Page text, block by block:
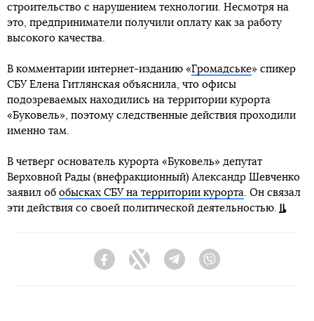
строительство с нарушением технологии. Несмотря на
это, предприниматели получили оплату как за работу
высокого качества.
В комментарии интернет-изданию «Громадське» спикер
СБУ Елена Гитлянская объяснила, что офисы
подозреваемых находились на территории курорта
«Буковель», поэтому следственные действия проходили
именно там.
В четверг основатель курорта «Буковель» депутат
Верховной Рады (внефракционный) Александр Шевченко
заявил об обысках СБУ на территории курорта. Он связал
эти действия со своей политической деятельностью.
FacebookTwitter Telegram